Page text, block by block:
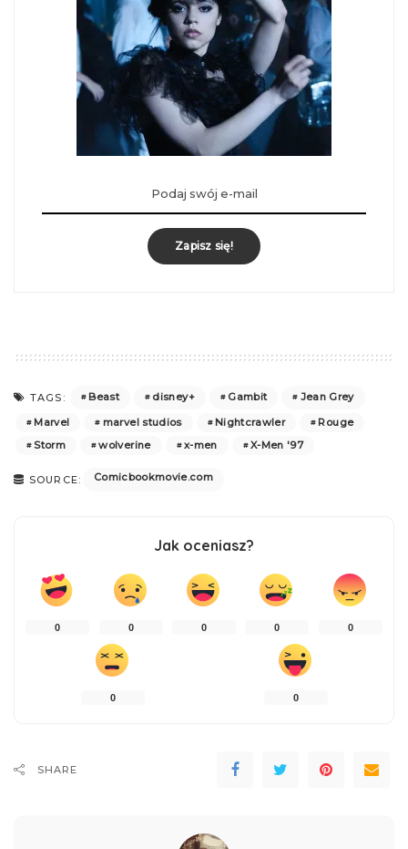
Zapisz się!
TAGS: Beast disney+ Gambit
Jean Grey
Marvel
marvel studios Nightcrawler
Rouge
Storm
wolverine x-men X-Men '97
SOURCE: Comicbookmovie.com
Jak oceniasz?
0 0 0 0 0
0 0
SHARE